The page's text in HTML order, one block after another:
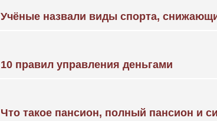
Учёные назвали виды спорта,
10 правил управления деньгами
Что такое пансион, полный пансион и